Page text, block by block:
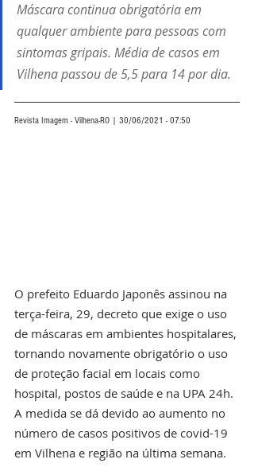
Máscara continua obrigatória em
qualquer ambiente para pessoas com
sintomas gripais. Média de casos em
Vilhena passou de 5,5 para 14 por dia.
Revista Imagem - Vilhena-RO | 30/06/2021 - 07:50
O prefeito Eduardo Japonês assinou na
terça-feira, 29, decreto que exige o uso
de máscaras em ambientes hospitalares,
tornando novamente obrigatório o uso
de proteção facial em locais como
hospital, postos de saúde e na UPA 24h.
A medida se dá devido ao aumento no
número de casos positivos de covid-19
em Vilhena e região na última semana.